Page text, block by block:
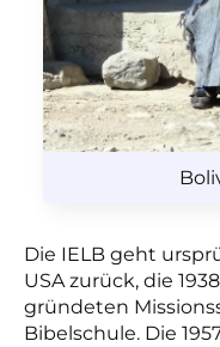
Die IELB geht
USA zurück, die
gründeten
Bibelschule. Die